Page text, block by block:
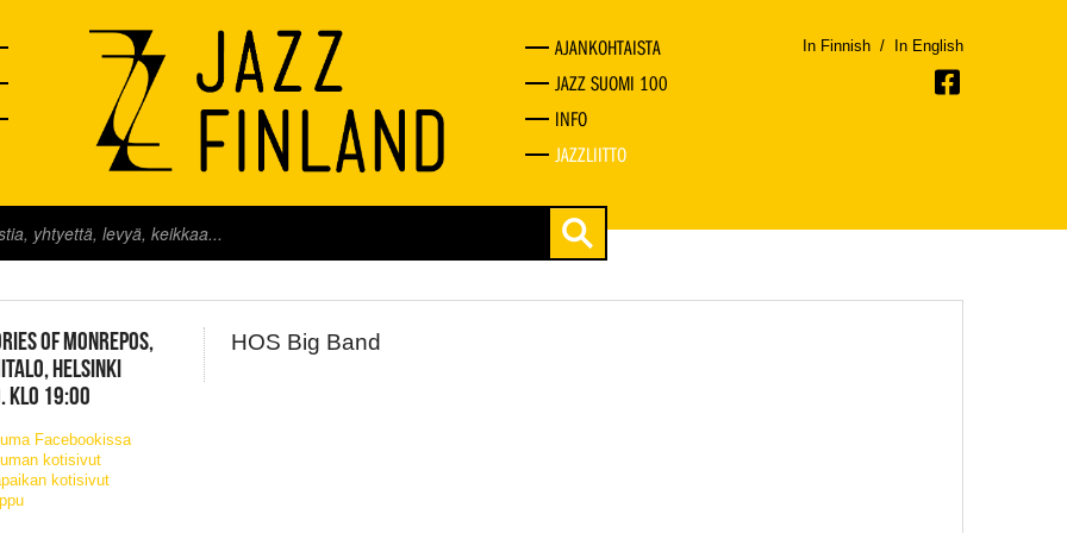
AJANKOHTAISTA
JAZZ SUOMI 100
INFO
JAZZLIITTO
In Finnish / In English
LIVE
OF MONREPOS,
HELSINKI
KLO 19:00
Facebookissa
kotisivut
kotisivut
HOS Big Band